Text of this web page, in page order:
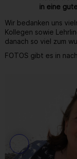
in eine
Wir bedanken uns
Kollegen sowie
danach so viel zum
FOTOS gibt es in